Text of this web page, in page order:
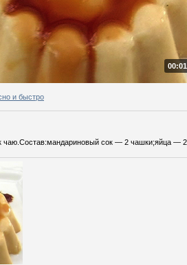
и быстро
чаю.Состав:мандариновый сок — 2 чашки;яйца